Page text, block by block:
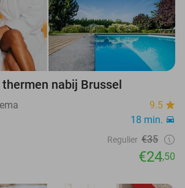
nabij Brussel
9.5
18 min.
Regulier €35
€24,50